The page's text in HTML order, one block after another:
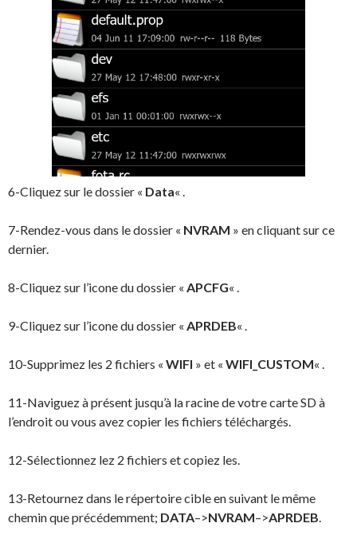
6-Cliquez sur le dossier « Data« .
7-Rendez-vous dans le dossier « NVRAM » en cliquant sur ce
dernier.
8-Cliquez sur l’icone du dossier « APCFG« .
9-Cliquez sur l’icone du dossier « APRDEB« .
10-Supprimez les 2 fichiers « WIFI » et « WIFI_CUSTOM« .
11-Naviguez à présent jusqu’à la racine de votre carte SD à
l’endroit ou vous avez copier les fichiers téléchargés.
12-Sélectionnez lez 2 fichiers et copiez les.
13-Retournez dans le répertoire cible en suivant le même
chemin que précédemment; DATA–>NVRAM–>APRDEB.